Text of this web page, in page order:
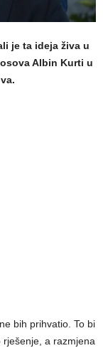
je ta ideja živa u
Albin Kurti u
bih prihvatio. To bi
rješenje, a razmjena